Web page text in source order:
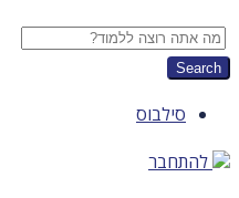
סילבוס
להתחבר